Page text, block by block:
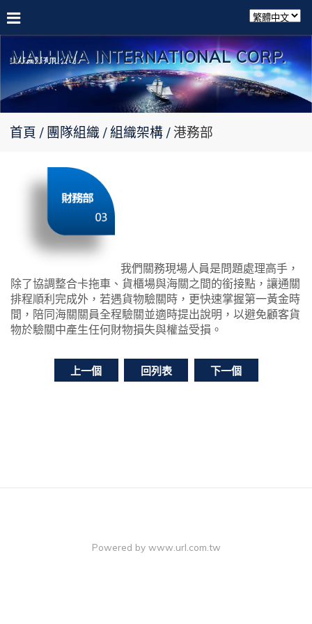
MAI HWA INTERNATIONAL CORP.
首頁 團隊組織 組織架構 港務部
我們關務現場人員是問題處理高手，
除了協調整合卡拖車、貨櫃場與海關之間的銜接點，讓通關
排程順利完成外，若遇貨物驗關時，更快速掌握第一黃金時
間，陪同海關關員全程驗關並適時提出說明，以避免顧客貨
物於驗關中產生任何財物損失與權益受損。
上一個 回列表 下一個
Powered by www.url.com.tw